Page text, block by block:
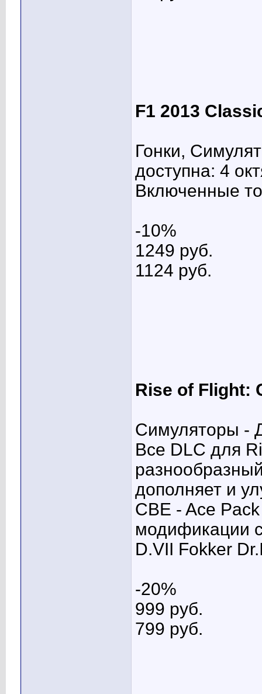
F1 2013
Гонки,
доступна: 4
Включенные
-10%
1249 pуб.
1124 pуб.
Rise of Flight:
Симуляторы -
Все DLC для
дополняет и
CBE - Ace
модификации
D.VII Fokker
-20%
999 pуб.
799 pуб.